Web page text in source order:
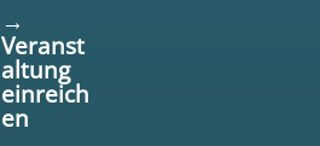
→
Veranst
altung
einreich
en